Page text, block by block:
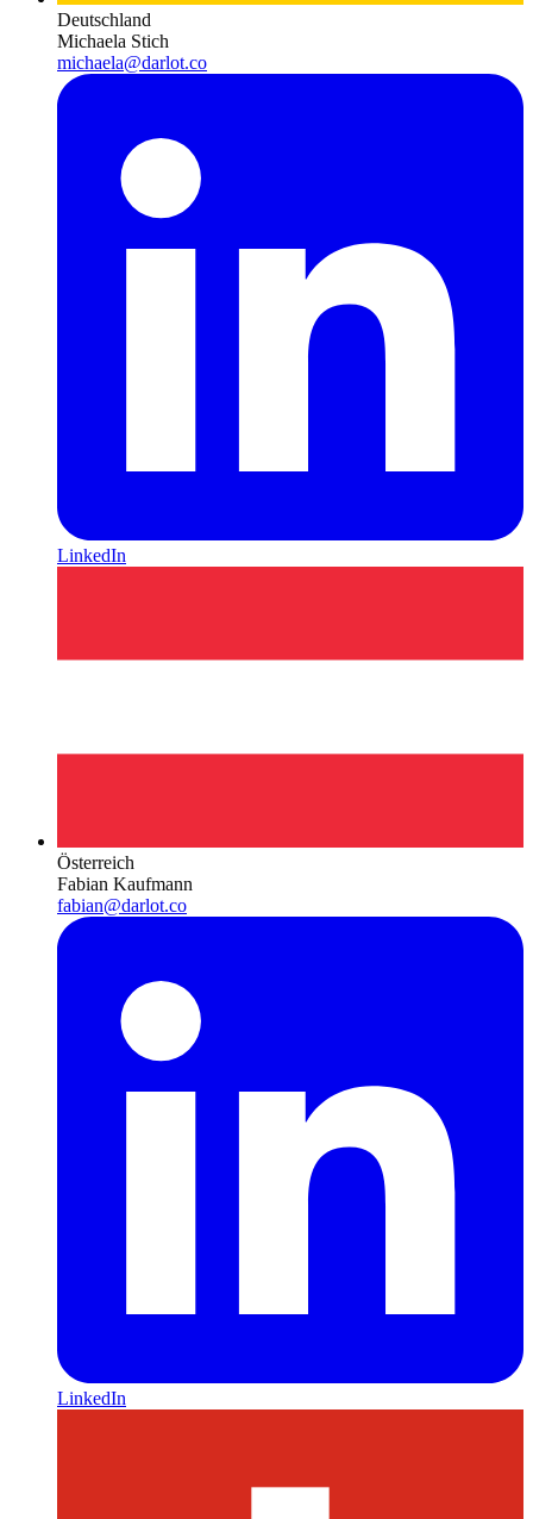
Deutschland
Michaela Stich
michaela@darlot.co
LinkedIn
Österreich
Fabian Kaufmann
fabian@darlot.co
LinkedIn